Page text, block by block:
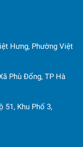
Hưng, Phường Việt
Phù Đổng, TP Hà
51, Khu Phố 3,